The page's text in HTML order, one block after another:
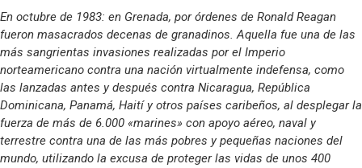
En octubre de 1983: en Grenada, por órdenes de Ronald Reagan
fueron masacrados decenas de granadinos. Aquella fue una de las
más sangrientas invasiones realizadas por el Imperio
norteamericano contra una nación virtualmente indefensa, como
las lanzadas antes y después contra Nicaragua, República
Dominicana, Panamá, Haití y otros países caribeños, al desplegar la
fuerza de más de 6.000 «marines» con apoyo aéreo, naval y
terrestre contra una de las más pobres y pequeñas naciones del
mundo, utilizando la excusa de proteger las vidas de unos 400